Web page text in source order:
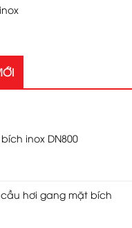
inox DN800
hơi gang mặt bích